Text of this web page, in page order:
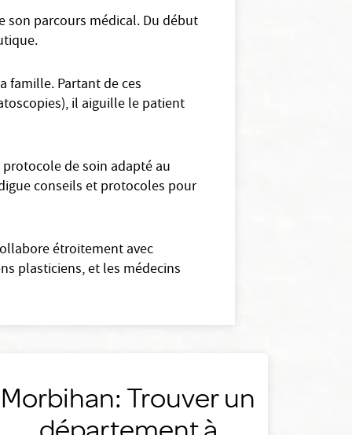
son parcours médical. Du début
famille. Partant de ces
il aiguille le patient
de soin adapté au
conseils et protocoles pour
étroitement avec
plasticiens, et les médecins
Morbihan: Trouver un